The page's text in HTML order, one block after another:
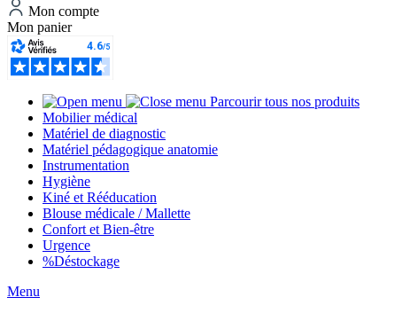
Mon compte
Mon panier
Parcourir tous nos produits
Mobilier médical
Matériel de diagnostic
Matériel pédagogique anatomie
Instrumentation
Hygiène
Kiné et Rééducation
Blouse médicale / Mallette
Confort et Bien-être
Urgence
%Déstockage
Menu